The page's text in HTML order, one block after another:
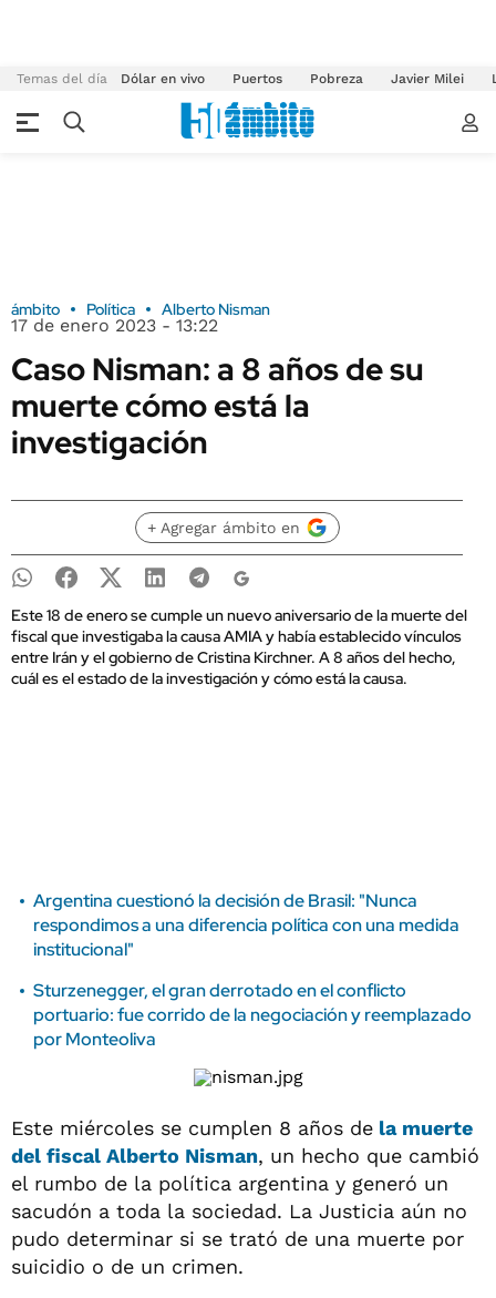
Temas del día Dólar en vivo Puertos Pobreza Javier Milei
ámbito Política Alberto Nisman
17 de enero 2023 - 13:22
Caso Nisman: a 8 años de su
muerte cómo está la
investigación
+ Agregar ámbito en
Este 18 de enero se cumple un nuevo aniversario de la muerte del
fiscal que investigaba la causa AMIA y había establecido vínculos
entre Irán y el gobierno de Cristina Kirchner. A 8 años del hecho,
cuál es el estado de la investigación y cómo está la causa.
Argentina cuestionó la decisión de Brasil: "Nunca
respondimos a una diferencia política con una medida
institucional"
Sturzenegger, el gran derrotado en el conflicto
portuario: fue corrido de la negociación y reemplazado
por Monteoliva
Este miércoles se cumplen 8 años de la muerte
del fiscal Alberto Nisman, un hecho que cambió
el rumbo de la política argentina y generó un
sacudón a toda la sociedad. La Justicia aún no
pudo determinar si se trató de una muerte por
suicidio o de un crimen.